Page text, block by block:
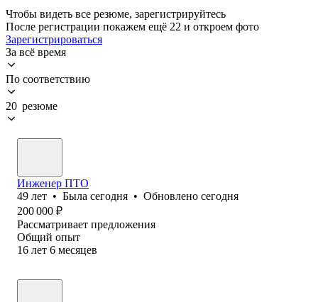
Чтобы видеть все резюме, зарегистрируйтесь
После регистрации покажем ещё 22 и откроем фото
Зарегистрироваться
За всё время
По соответствию
20 резюме
Инженер ПТО
49 лет • Была сегодня • Обновлено сегодня
200 000 ₽
Рассматривает предложения
Общий опыт
16 лет 6 месяцев